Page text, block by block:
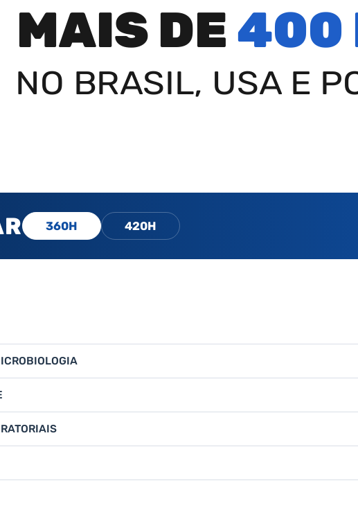
MAIS DE 400
NO BRASIL, USA E
360H 420H